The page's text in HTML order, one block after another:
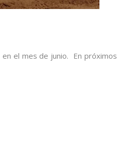
en el mes de junio. En próximos